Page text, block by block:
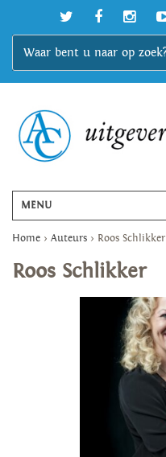
MENU
Home > Auteurs > Roos Schlikker
Roos Schlikker